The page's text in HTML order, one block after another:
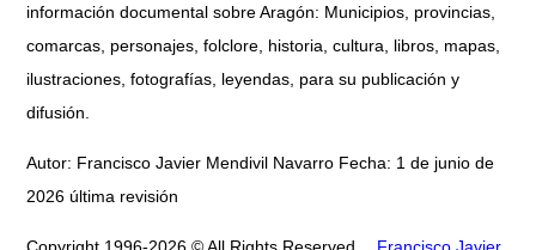
información documental sobre Aragón: Municipios, provincias,
comarcas, personajes, folclore, historia, cultura, libros, mapas,
ilustraciones, fotografías, leyendas, para su publicación y
difusión.
Autor: Francisco Javier Mendivil Navarro Fecha: 1 de junio de
2026 última revisión
Copyright 1996-2026 © All Rights Reserved Francisco Javier